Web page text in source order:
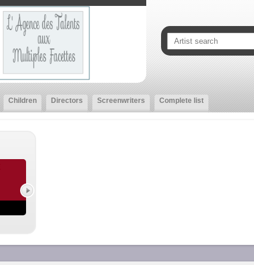
Children Directors Screenwriters Complete list